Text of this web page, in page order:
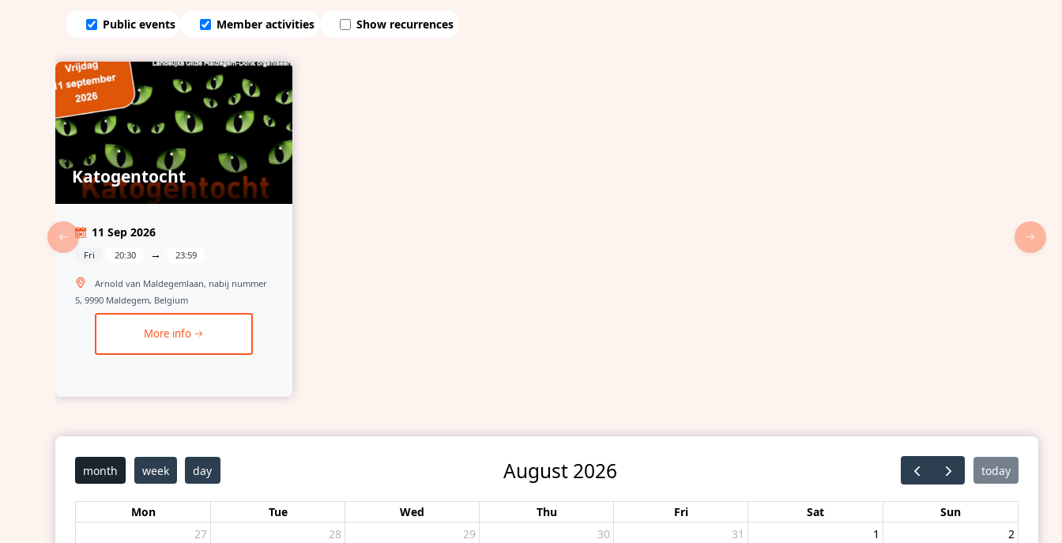
Public events Member activities Show recurrences
Katogentocht
11 Sep 2026
Fri 20:30 → 23:59
Arnold van Maldegemlaan, nabij nummer
5, 9990 Maldegem, Belgium
More info
month week day August 2026 today
Mon Tue Wed Thu Fri Sat
Sun
27
28 29 30 31 1 2